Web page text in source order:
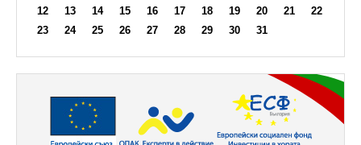
12
13 14 15 16 17 18 19 20 21
22
23
24 25 26 27 28 29 30 31